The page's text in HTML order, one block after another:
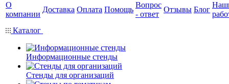
О
компании
Доставка Оплата Помощь
Вопрос
- ответ
Отзывы Блог
Каталог
Информационные стенды
Стенды для организаций